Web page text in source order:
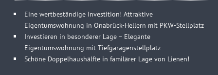
Eine wertbeständige Investition! Attraktive
Eigentumswohnung in Onabrück-Hellern mit PKW-Stellplatz
Investieren in besonderer Lage – Elegante
Eigentumswohnung mit Tiefgaragenstellplatz
Schöne Doppelhaushälfte in familärer Lage von Lienen!